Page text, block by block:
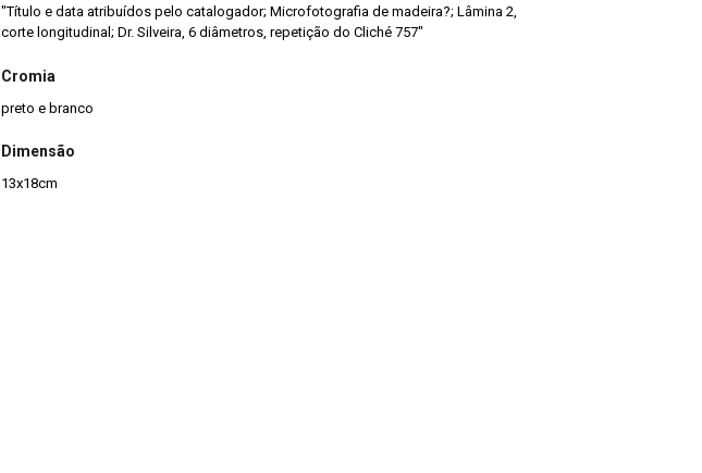
"Título e data atribuídos pelo catalogador; Microfotografia de madeira?; Lâmina 2,
corte longitudinal; Dr. Silveira, 6 diâmetros, repetição do Cliché 757"
Cromia
preto e branco
Dimensão
13x18cm